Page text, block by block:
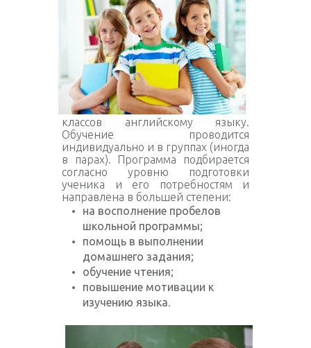
классов английскому языку.
Обучение проводится
индивидуально и в группах (иногда
в парах). Программа подбирается
согласно уровню подготовки
ученика и его потребностям и
направлена в большей степени:
на восполнение пробелов
школьной программы;
помощь в выполнении
домашнего задания;
обучение чтения;
повышение мотивации к
изучению языка.